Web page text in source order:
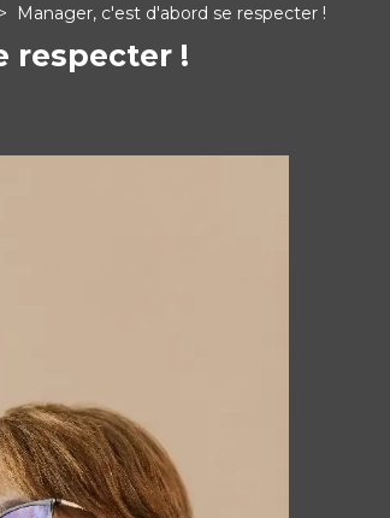
Manager, c'est d'abord se respecter !
respecter !